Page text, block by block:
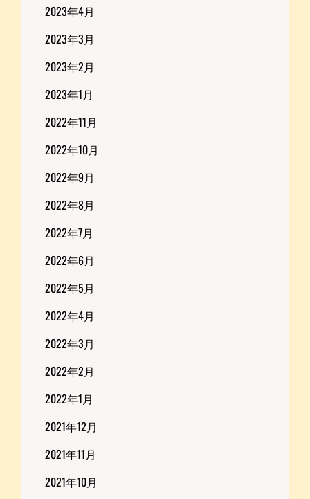
2023年4月
2023年3月
2023年2月
2023年1月
2022年11月
2022年10月
2022年9月
2022年8月
2022年7月
2022年6月
2022年5月
2022年4月
2022年3月
2022年2月
2022年1月
2021年12月
2021年11月
2021年10月